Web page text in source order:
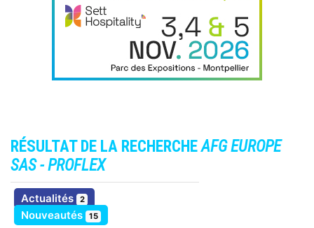
RÉSULTAT DE LA RECHERCHEAFG EUROPE
SAS - PROFLEX
Actualités 2 résultats
Nouveautés
15 résultats